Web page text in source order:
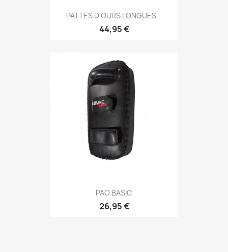
Aperçu rapide
PATTES D'OURS LONGUES...
44,95 €
Aperçu rapide
PAO BASIC
26,95 €